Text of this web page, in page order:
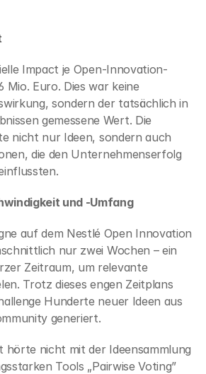
Impact je Open-Innovation-
Mio. Euro. Dies war keine
sondern der tatsächlich in
gemessene Wert. Die
nicht nur Ideen, sondern auch
die den Unternehmenserfolg
und -Umfang
auf dem Nestlé Open Innovation
nur zwei Wochen – ein
Zeitraum, um relevante
Trotz dieses engen Zeitplans
Hunderte neuer Ideen aus
generiert.
hörte nicht mit der Ideensammlung
Tools „Pairwise Voting”